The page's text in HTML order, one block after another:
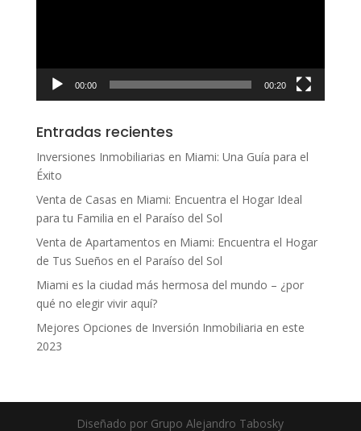
00:00 00:20
Entradas recientes
Inversiones Inmobiliarias en Miami: Una Guía para el
Éxito
Venta de Casas en Miami: Encuentra el Hogar Ideal
para tu Familia en el Paraíso del Sol
Venta de Apartamentos en Miami: Encuentra el Hogar
de Tus Sueños en el Paraíso del Sol
Miami es la ciudad más hermosa del mundo – ¿por
qué no elegir vivir aquí?
Mejores Opciones de Inversión Inmobiliaria en este
2023
Diseñado por Grupo Alejandro Tabosky